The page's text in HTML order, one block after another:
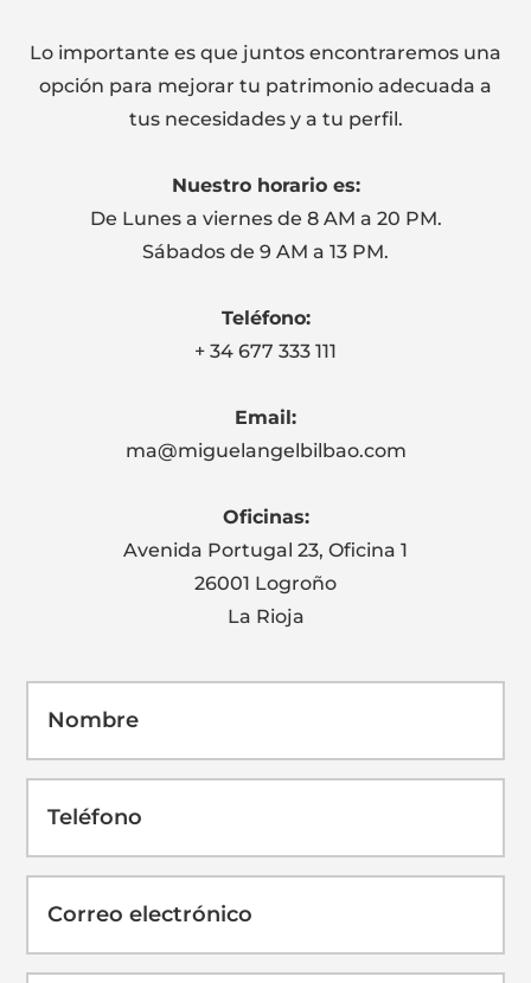
Lo importante es que juntos encontraremos una
opción para mejorar tu patrimonio adecuada a
tus necesidades y a tu perfil.
Nuestro horario es:
De Lunes a viernes de 8 AM a 20 PM.
Sábados de 9 AM a 13 PM.
Teléfono:
+ 34 677 333 111
Email:
ma@miguelangelbilbao.com
Oficinas:
Avenida Portugal 23, Oficina 1
26001 Logroño
La Rioja